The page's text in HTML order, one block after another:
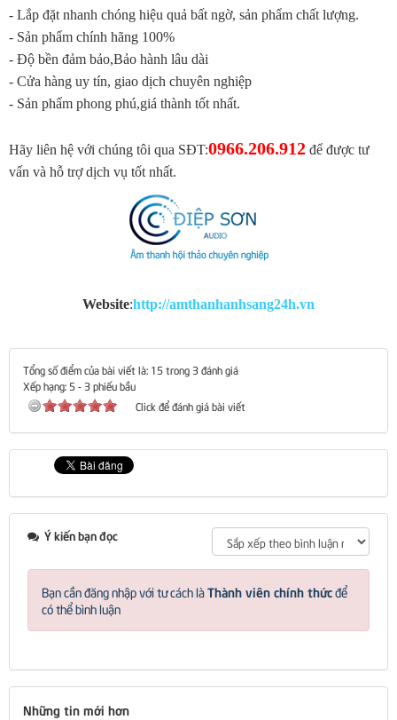
- Lắp đặt nhanh chóng hiệu quả bất ngờ, sản phẩm chất lượng.
- Sản phẩm chính hãng 100%
- Độ bền đảm bảo,Bảo hành lâu dài
- Cửa hàng uy tín, giao dịch chuyên nghiệp
- Sản phẩm phong phú,giá thành tốt nhất.
Hãy liên hệ với chúng tôi qua SĐT:0966.206.912 để được tư
vấn và hỗ trợ dịch vụ tốt nhất.
Website:http://amthanhanhsang24h.vn
Tổng số điểm của bài viết là: 15 trong 3 đánh giá
Xếp hạng: 5- 3phiếu bầu
Click để đánh giá bài viết
Ý kiến bạn đọc
Bạn cần đăng nhập với tư cách làThành viên chính thứcđể
có thể bình luận
Những tin mới hơn